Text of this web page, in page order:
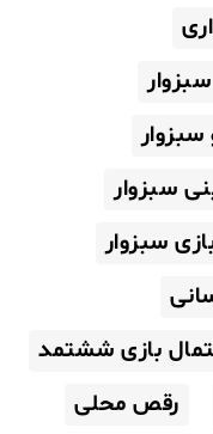
سبزوار
سبزوار
بازی ششتمد
رقص محلی